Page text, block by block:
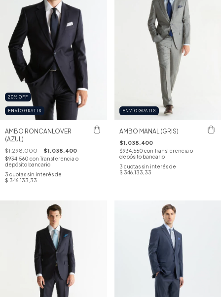
20% OFF
ENVÍO GRATIS
AMBO RONCANLOVER
(AZUL)
$1.298.000 $1.038.400
$934.560 con Transferencia o
depósito bancario
3 cuotas sin interés de
$ 346.133,33
ENVÍO GRATIS
AMBO MANAL (GRIS)
$1.038.400
$934.560 con Transferencia o
depósito bancario
3 cuotas sin interés de
$ 346.133,33